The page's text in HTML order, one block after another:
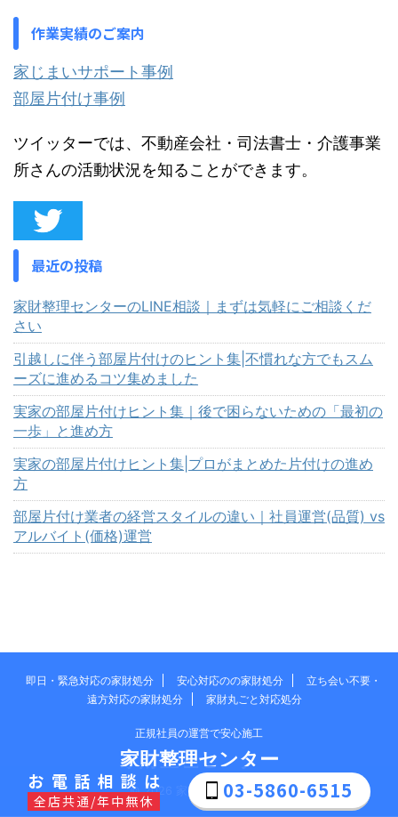
作業実績のご案内
家じまいサポート事例
部屋片付け事例
ツイッターでは、不動産会社・司法書士・介護事業
所さんの活動状況を知ることができます。
最近の投稿
家財整理センターのLINE相談｜まずは気軽にご相談くだ
さい
引越しに伴う部屋片付けのヒント集|不慣れな方でもスム
ーズに進めるコツ集めました
実家の部屋片付けヒント集｜後で困らないための「最初の
一歩」と進め方
実家の部屋片付けヒント集|プロがまとめた片付けの進め
方
部屋片付け業者の経営スタイルの違い｜社員運営(品質) vs
アルバイト(価格)運営
即日・緊急対応の家財処分 安心対応のの家財処分
立ち会い不要・
遠方対応の家財処分
家財丸ごと対応処分
正規社員の運営で安心施工
家財整理センター
© 2026 家財整理センター
お電話相談は
全店共通/年中無休 03-5860-6515